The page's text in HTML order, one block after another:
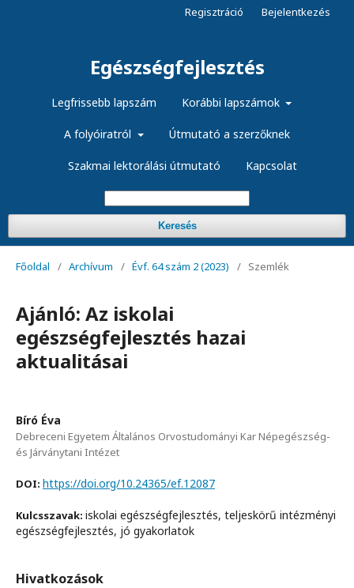
Egészségfejlesztés
Legfrissebb lapszám Korábbi lapszámok
A folyóiratról Útmutató a szerzőknek
Szakmai lektorálási útmutató Kapcsolat
Keresés
Regisztráció Bejelentkezés
Főoldal / Archívum / Évf. 64 szám 2 (2023) / Szemlék
Ajánló: Az iskolai
egészségfejlesztés hazai
aktualitásai
Bíró Éva
Debreceni Egyetem Általános Orvostudományi Kar Népegészség-
és Járványtani Intézet
DOI: https://doi.org/10.24365/ef.12087
Kulcsszavak: iskolai egészségfejlesztés, teljeskörű intézményi
egészségfejlesztés, jó gyakorlatok
Hivatkozások